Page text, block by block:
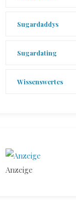
Sugardaddys
Sugardating
Wissenswertes
Anzeige